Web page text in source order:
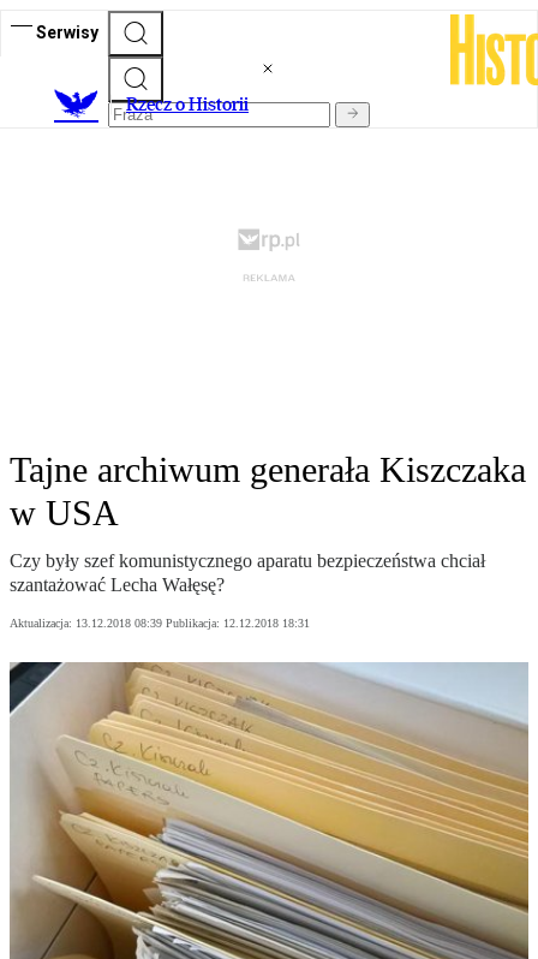
Serwisy
Rzecz o Historii
Tajne archiwum generała Kiszczaka
w USA
Czy były szef komunistycznego aparatu bezpieczeństwa chciał
szantażować Lecha Wałęsę?
Aktualizacja: 13.12.2018 08:39 Publikacja: 12.12.2018 18:31